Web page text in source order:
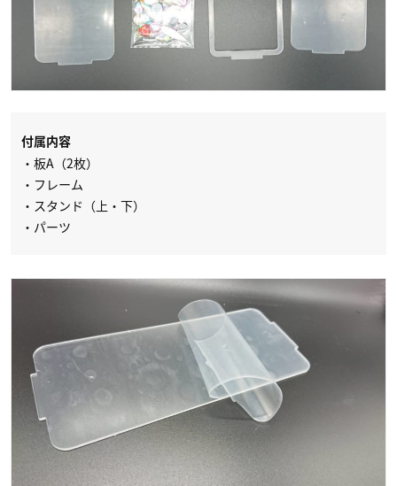
付属内容
・板A（2枚）
・フレーム
・スタンド（上・下）
・パーツ